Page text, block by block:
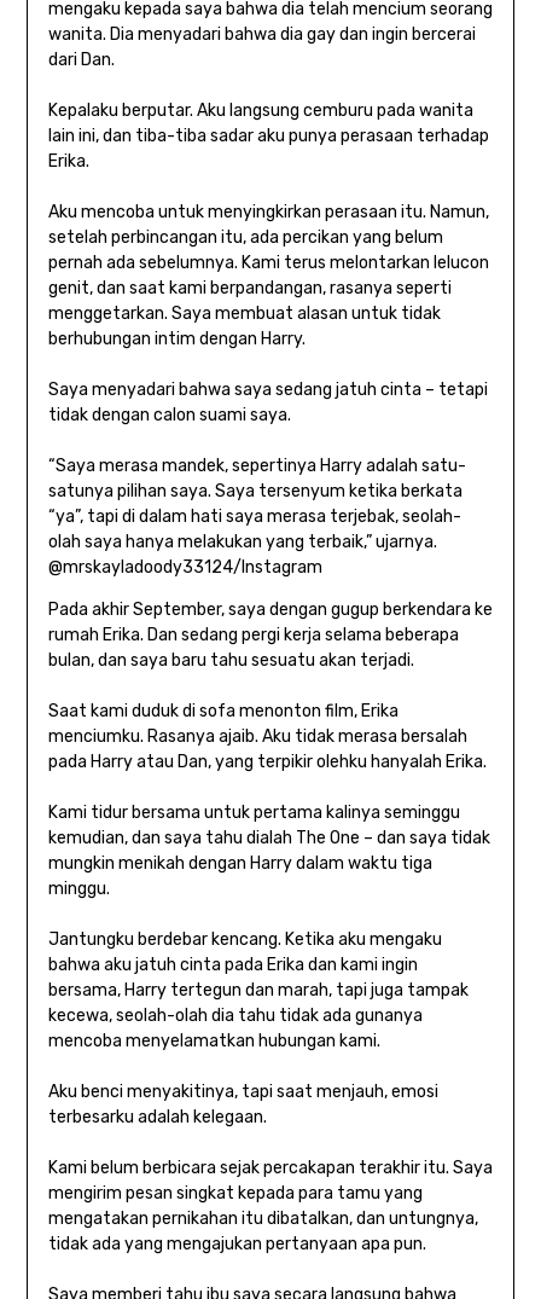
mengaku kepada saya bahwa dia telah mencium seorang
wanita. Dia menyadari bahwa dia gay dan ingin bercerai
dari Dan.
Kepalaku berputar. Aku langsung cemburu pada wanita
lain ini, dan tiba-tiba sadar aku punya perasaan terhadap
Erika.
Aku mencoba untuk menyingkirkan perasaan itu. Namun,
setelah perbincangan itu, ada percikan yang belum
pernah ada sebelumnya. Kami terus melontarkan lelucon
genit, dan saat kami berpandangan, rasanya seperti
menggetarkan. Saya membuat alasan untuk tidak
berhubungan intim dengan Harry.
Saya menyadari bahwa saya sedang jatuh cinta – tetapi
tidak dengan calon suami saya.
“Saya merasa mandek, sepertinya Harry adalah satu-
satunya pilihan saya. Saya tersenyum ketika berkata
“ya”, tapi di dalam hati saya merasa terjebak, seolah-
olah saya hanya melakukan yang terbaik,” ujarnya.
@mrskayladoody33124/Instagram
Pada akhir September, saya dengan gugup berkendara ke
rumah Erika. Dan sedang pergi kerja selama beberapa
bulan, dan saya baru tahu sesuatu akan terjadi.
Saat kami duduk di sofa menonton film, Erika
menciumku. Rasanya ajaib. Aku tidak merasa bersalah
pada Harry atau Dan, yang terpikir olehku hanyalah Erika.
Kami tidur bersama untuk pertama kalinya seminggu
kemudian, dan saya tahu dialah The One – dan saya tidak
mungkin menikah dengan Harry dalam waktu tiga
minggu.
Jantungku berdebar kencang. Ketika aku mengaku
bahwa aku jatuh cinta pada Erika dan kami ingin
bersama, Harry tertegun dan marah, tapi juga tampak
kecewa, seolah-olah dia tahu tidak ada gunanya
mencoba menyelamatkan hubungan kami.
Aku benci menyakitinya, tapi saat menjauh, emosi
terbesarku adalah kelegaan.
Kami belum berbicara sejak percakapan terakhir itu. Saya
mengirim pesan singkat kepada para tamu yang
mengatakan pernikahan itu dibatalkan, dan untungnya,
tidak ada yang mengajukan pertanyaan apa pun.
Saya memberi tahu ibu saya secara langsung bahwa